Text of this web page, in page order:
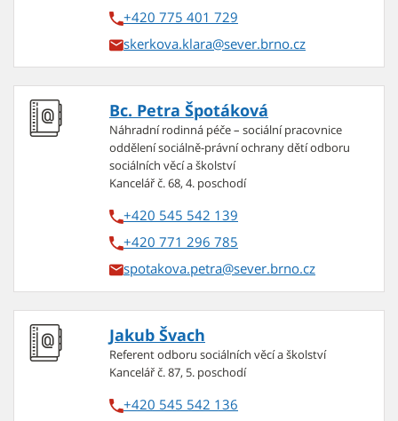
+420 775 401 729
skerkova.klara
Bc. Petra Špotáková
Náhradní rodinná péče – sociální pracovnice
oddělení sociálně-právní ochrany dětí odboru
sociálních věcí a školství
Kancelář č. 68, 4. poschodí
+420 545 542 139
+420 771 296 785
spotakova.petra
Jakub Švach
Referent odboru sociálních věcí a školství
Kancelář č. 87, 5. poschodí
+420 545 542 136